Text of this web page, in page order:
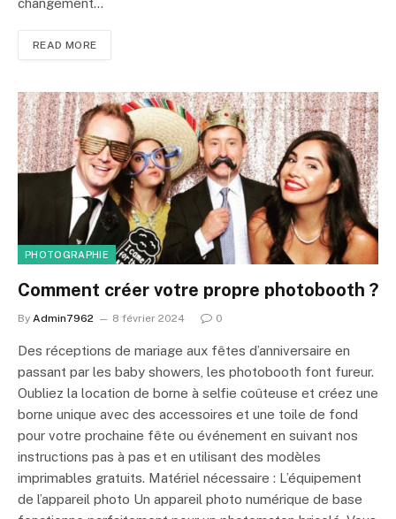
changement…
READ MORE
PHOTOGRAPHIE
Comment créer votre propre photobooth ?
By Admin7962 8 février 2024 0
Des réceptions de mariage aux fêtes d’anniversaire en
passant par les baby showers, les photobooth font fureur.
Oubliez la location de borne à selfie coûteuse et créez une
borne unique avec des accessoires et une toile de fond
pour votre prochaine fête ou événement en suivant nos
instructions pas à pas et en utilisant des modèles
imprimables gratuits. Matériel nécessaire : L’équipement
de l’appareil photo Un appareil photo numérique de base